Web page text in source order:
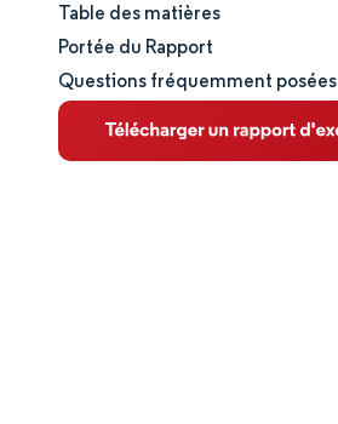
Taille et part de marché
Analyse du marché
Tendances et perspectives
Table des matières
Portée du Rapport
Questions fréquemment posées